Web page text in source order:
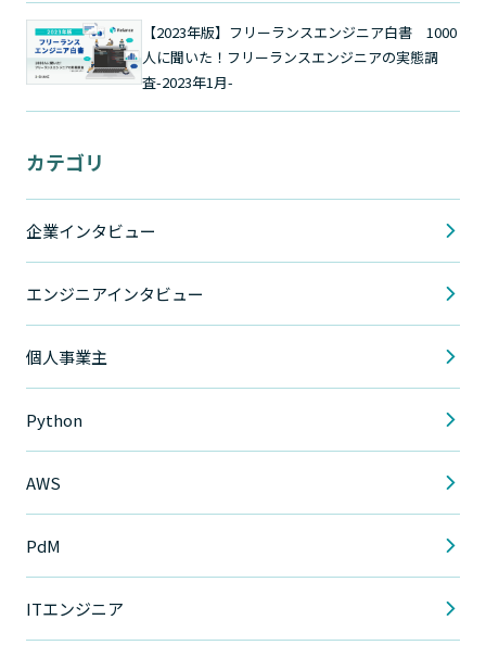
【2023年版】フリーランスエンジニア白書 1000
人に聞いた！フリーランスエンジニアの実態調
査-2023年1月-
カテゴリ
企業インタビュー
エンジニアインタビュー
個人事業主
Python
AWS
PdM
ITエンジニア